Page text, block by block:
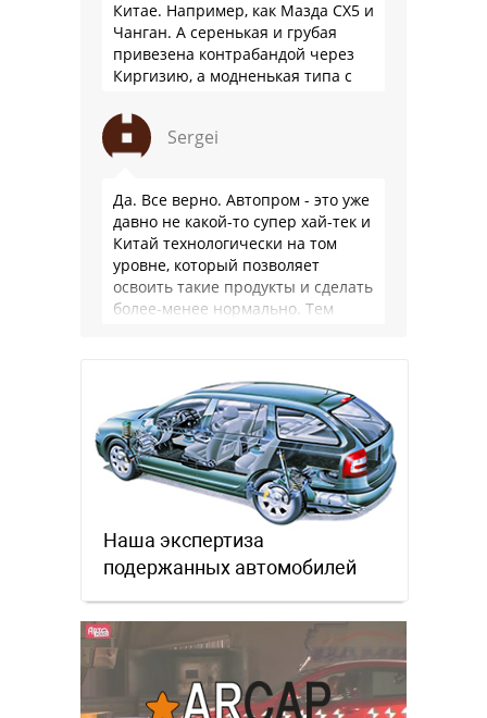
Китае. Например, как Мазда СХ5 и
Чанган. А серенькая и грубая
привезена контрабандой через
Киргизию, а модненькая типа с
Sergei
Да. Все верно. Автопром - это уже
давно не какой-то супер хай-тек и
Китай технологически на том
уровне, который позволяет
освоить такие продукты и сделать
более-менее нормально. Тем
Наша экспертиза
подержанных автомобилей